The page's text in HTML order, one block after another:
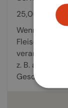
25,00 €
Wenn schon
z. B.
Geschmack